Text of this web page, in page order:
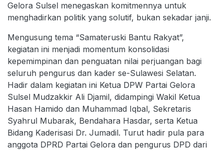
Gelora Sulsel menegaskan komitmennya untuk
menghadirkan politik yang solutif, bukan sekadar janji.
Mengusung tema “Samateruski Bantu Rakyat”,
kegiatan ini menjadi momentum konsolidasi
kepemimpinan dan penguatan nilai perjuangan bagi
seluruh pengurus dan kader se-Sulawesi Selatan.
Hadir dalam kegiatan ini Ketua DPW Partai Gelora
Sulsel Mudzakkir Ali Djamil, didampingi Wakil Ketua
Hasan Hamido dan Muhammad Iqbal, Sekretaris
Syahrul Mubarak, Bendahara Hasdar, serta Ketua
Bidang Kaderisasi Dr. Jumadil. Turut hadir pula para
anggota DPRD Partai Gelora dan pengurus DPD dari